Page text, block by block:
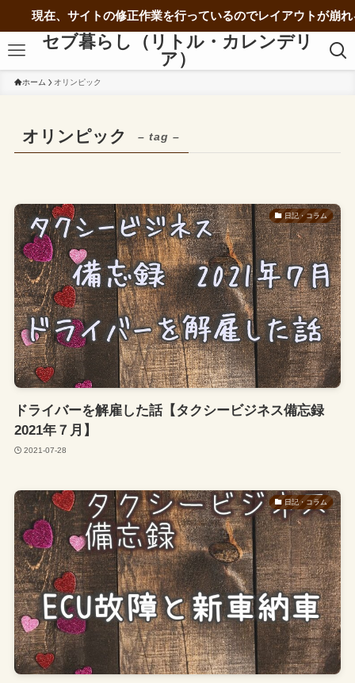
現在、サイトの修正作業を行っているのでレイアウトが崩れ
セブ暮らし（リトル・カレンデリ
ア）
ホーム オリンピック
オリンピック – tag –
日記・コラム
ドライバーを解雇した話【タクシービジネス備忘録
2021年７月】
2021-07-28
日記・コラム